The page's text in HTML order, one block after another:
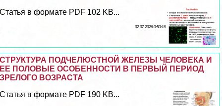
Статья в формате PDF 102 KB...
02 07 2026 0:53:16
СТРУКТУРА ПОДЧЕЛЮСТНОЙ ЖЕЛЕЗЫ ЧЕЛОВЕКА И
ЕЕ ПОЛОВЫЕ ОСОБЕННОСТИ В ПЕРВЫЙ ПЕРИОД
ЗРЕЛОГО ВОЗРАСТА
Статья в формате PDF 190 KB...